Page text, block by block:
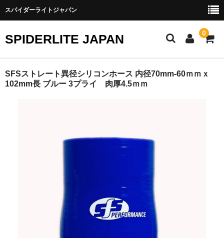
スパイダーライトジャパン
SPIDERLITE JAPAN 0
ホーム
SFSストレート異径シリコンホース 内径70mm-60ｍｍｘ
102mm長 ブルー 3プライ 肉厚4.5ｍｍ